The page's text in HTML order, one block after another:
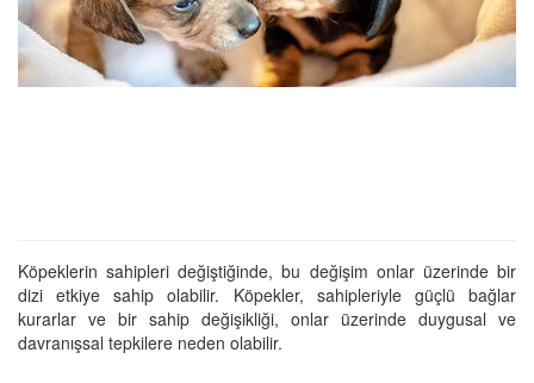
Köpeklerin sahipleri değiştiğinde, bu değişim onlar üzerinde bir
dizi etkiye sahip olabilir. Köpekler, sahipleriyle güçlü bağlar
kurarlar ve bir sahip değişikliği, onlar üzerinde duygusal ve
davranışsal tepkilere neden olabilir.